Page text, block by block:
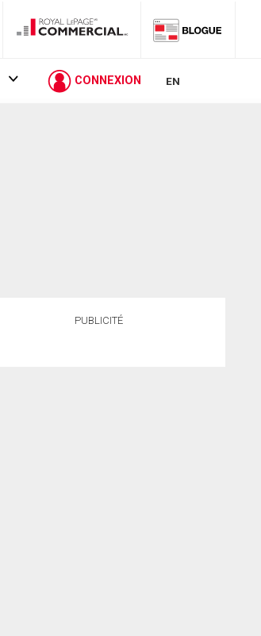
CONNEXION EN
PUBLICITÉ